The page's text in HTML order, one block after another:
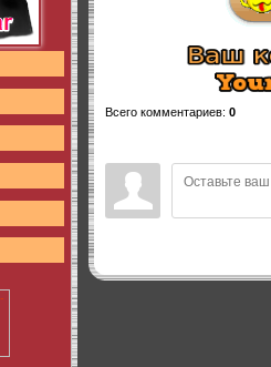
Всего комментариев: 0